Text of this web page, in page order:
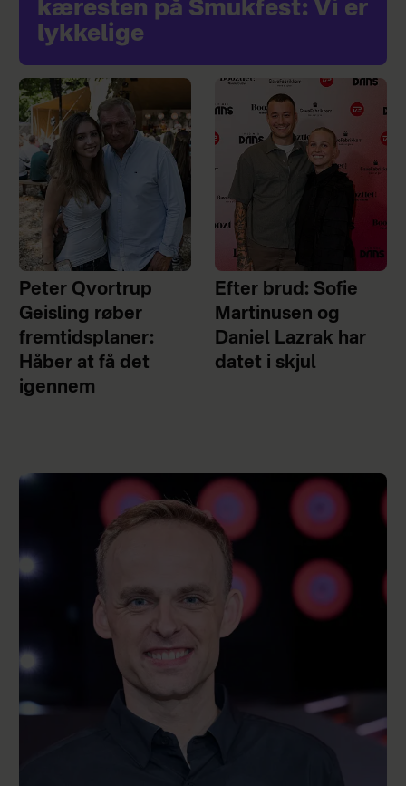
kæresten på Smukfest: Vi er
lykkelige
Peter Qvortrup
Geisling røber
fremtidsplaner:
Håber at få det
igennem
Efter brud: Sofie
Martinusen og
Daniel Lazrak har
datet i skjul